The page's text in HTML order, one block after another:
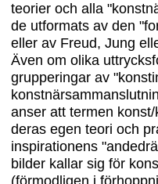
teorier och alla
de utformats av den
eller av Freud, Jung
Även om olika
grupperingar av
anser att termen
deras egen teori och
inspirationens
bilder kallar sig för
(förmodligen i